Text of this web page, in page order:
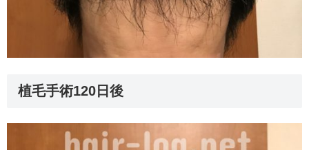
植毛手術120日後